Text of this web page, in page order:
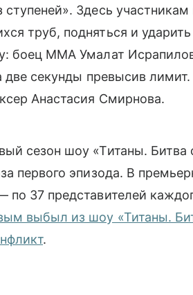
ступеней». Здесь
труб, подняться и ударить
боец ММА Умалат
две секунды превысив
Анастасия Смирнова.
сезон шоу «Титаны. Битва
первого эпизода. В
по 37 представителей
выбыл из шоу «Титаны.
.